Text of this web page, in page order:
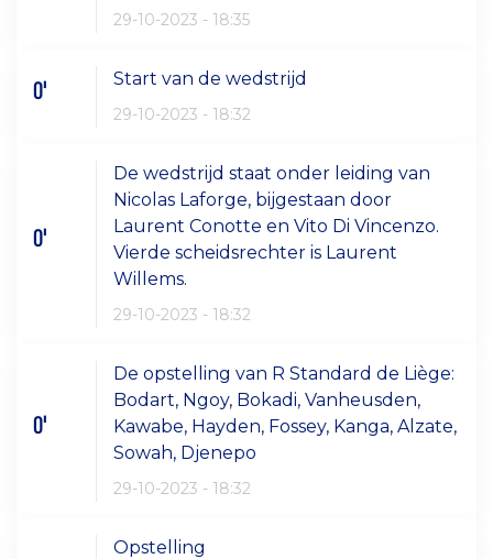
29-10-2023 - 18:35
0' Start van de wedstrijd
29-10-2023 - 18:32
0'
De wedstrijd staat onder leiding van
Nicolas Laforge, bijgestaan door
Laurent Conotte en Vito Di Vincenzo.
Vierde scheidsrechter is Laurent
Willems.
29-10-2023 - 18:32
0'
De opstelling van R Standard de Liège:
Bodart, Ngoy, Bokadi, Vanheusden,
Kawabe, Hayden, Fossey, Kanga, Alzate,
Sowah, Djenepo
29-10-2023 - 18:32
Opstelling